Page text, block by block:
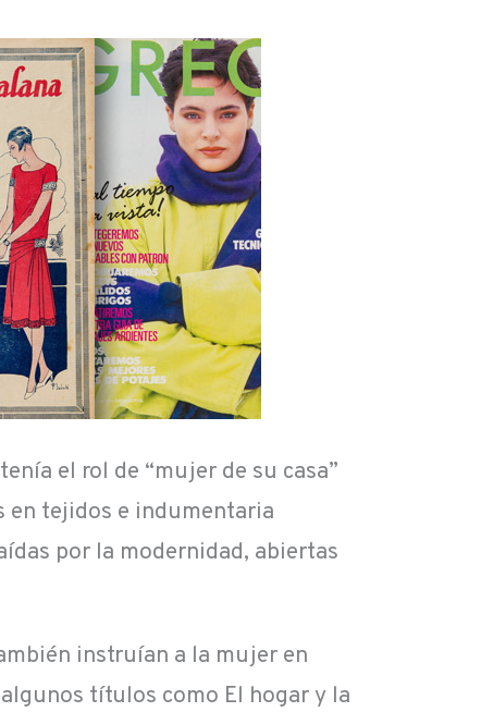
el rol de “mujer de su casa”
en tejidos e indumentaria
por la modernidad, abiertas
instruían a la mujer en
títulos como El hogar y la